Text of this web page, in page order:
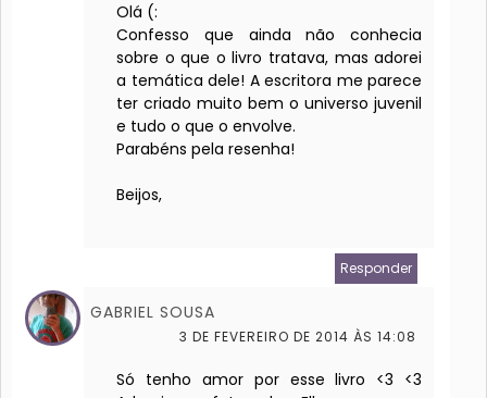
Olá (:
Confesso que ainda não conhecia
sobre o que o livro tratava, mas adorei
a temática dele! A escritora me parece
ter criado muito bem o universo juvenil
e tudo o que o envolve.
Parabéns pela resenha!
Beijos,
Responder
GABRIEL SOUSA
3 DE FEVEREIRO DE 2014 ÀS 14:08
Só tenho amor por esse livro <3 <3